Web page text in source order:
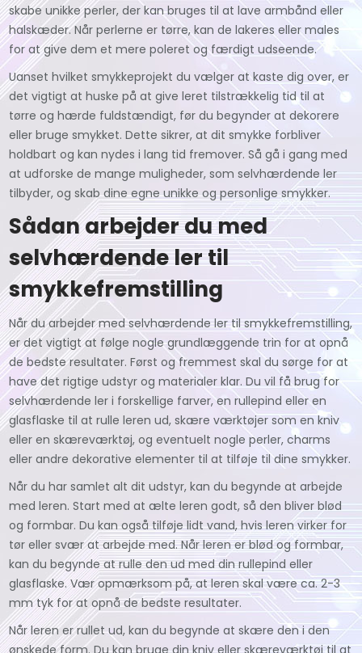
skabe unikke perler, der kan bruges til at lave armbånd eller
halskæder. Når perlerne er tørre, kan de lakeres eller males
for at give dem et mere poleret og færdigt udseende.
Uanset hvilket smykkeprojekt du vælger at kaste dig over, er
det vigtigt at huske på at give leret tilstrækkelig tid til at
tørre og hærde fuldstændigt, før du begynder at dekorere
eller bruge smykket. Dette sikrer, at dit smykke forbliver
holdbart og kan nydes i lang tid fremover. Så gå i gang med
at udforske de mange muligheder, som selvhærdende ler
tilbyder, og skab dine egne unikke og personlige smykker.
Sådan arbejder du med
selvhærdende ler til
smykkefremstilling
Når du arbejder med selvhærdende ler til smykkefremstilling,
er det vigtigt at følge nogle grundlæggende trin for at opnå
de bedste resultater. Først og fremmest skal du sørge for at
have det rigtige udstyr og materialer klar. Du vil få brug for
selvhærdende ler i forskellige farver, en rullepind eller en
glasflaske til at rulle leren ud, skære værktøjer som en kniv
eller en skæreværktøj, og eventuelt nogle perler, charms
eller andre dekorative elementer til at tilføje til dine smykker.
Når du har samlet alt dit udstyr, kan du begynde at arbejde
med leren. Start med at ælte leren godt, så den bliver blød
og formbar. Du kan også tilføje lidt vand, hvis leren virker for
tør eller svær at arbejde med. Når leren er blød og formbar,
kan du begynde at rulle den ud med din rullepind eller
glasflaske. Vær opmærksom på, at leren skal være ca. 2-3
mm tyk for at opnå de bedste resultater.
Når leren er rullet ud, kan du begynde at skære den i den
ønskede form. Du kan bruge din kniv eller skæreværktøj til at